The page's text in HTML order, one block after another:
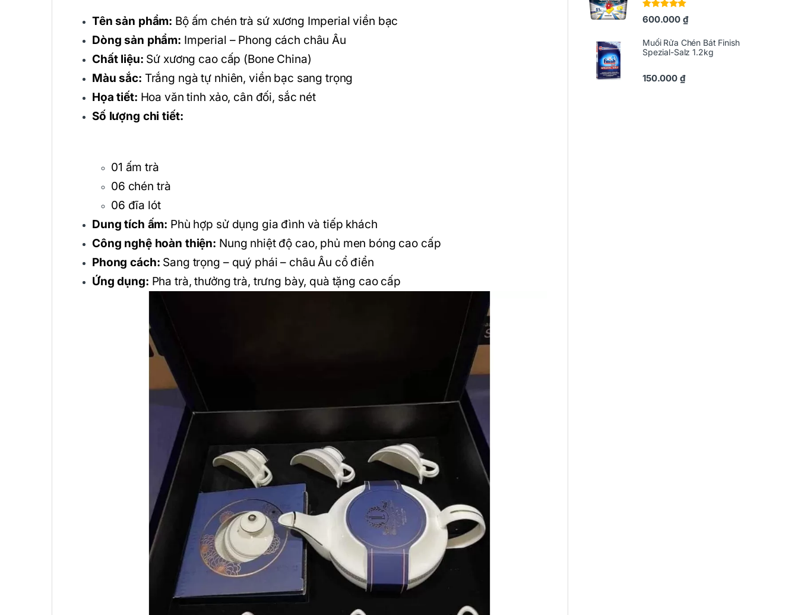
Tên sản phẩm: Bộ ấm chén trà sứ xương Imperial viền bạc
Dòng sản phẩm: Imperial – Phong cách châu Âu
Chất liệu: Sứ xương cao cấp (Bone China)
Màu sắc: Trắng ngà tự nhiên, viền bạc sang trọng
Họa tiết: Hoa văn tinh xảo, cân đối, sắc nét
Số lượng chi tiết:
01 ấm trà
06 chén trà
06 đĩa lót
Dung tích ấm: Phù hợp sử dụng gia đình và tiếp khách
Công nghệ hoàn thiện: Nung nhiệt độ cao, phủ men bóng cao cấp
Phong cách: Sang trọng – quý phái – châu Âu cổ điển
Ứng dụng: Pha trà, thưởng trà, trưng bày, quà tặng cao cấp
Được xếp
hạng5.005
600.000 ₫
Muối Rửa Chén Bát Finish
Spezial-Salz 1.2kg
150.000 ₫